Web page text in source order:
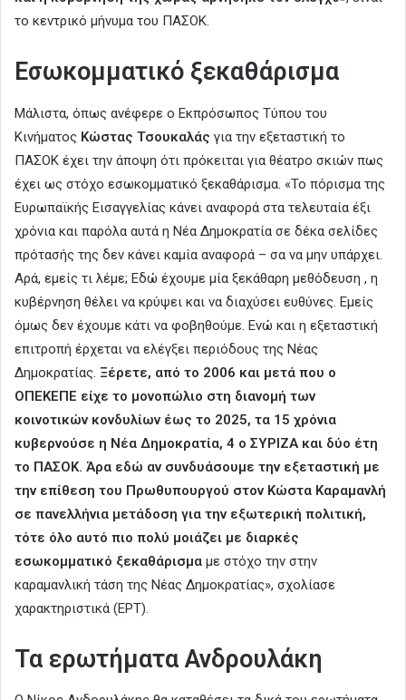
το κεντρικό μήνυμα του ΠΑΣΟΚ.
Εσωκομματικό ξεκαθάρισμα
Μάλιστα, όπως ανέφερε ο Εκπρόσωπος Τύπου του
Κινήματος Κώστας Τσουκαλάς για την εξεταστική το
ΠΑΣΟΚ έχει την άποψη ότι πρόκειται για θέατρο σκιών πως
έχει ως στόχο εσωκομματικό ξεκαθάρισμα. «Το πόρισμα της
Ευρωπαϊκής Εισαγγελίας κάνει αναφορά στα τελευταία έξι
χρόνια και παρόλα αυτά η Νέα Δημοκρατία σε δέκα σελίδες
πρότασής της δεν κάνει καμία αναφορά – σα να μην υπάρχει.
Αρά, εμείς τι λέμε; Εδώ έχουμε μία ξεκάθαρη μεθόδευση , η
κυβέρνηση θέλει να κρύψει και να διαχύσει ευθύνες. Εμείς
όμως δεν έχουμε κάτι να φοβηθούμε. Ενώ και η εξεταστική
επιτροπή έρχεται να ελέγξει περιόδους της Νέας
Δημοκρατίας. Ξέρετε, από το 2006 και μετά που ο
ΟΠΕΚΕΠΕ είχε το μονοπώλιο στη διανομή των
κοινοτικών κονδυλίων έως το 2025, τα 15 χρόνια
κυβερνούσε η Νέα Δημοκρατία, 4 ο ΣΥΡΙΖΑ και δύο έτη
το ΠΑΣΟΚ. Άρα εδώ αν συνδυάσουμε την εξεταστική με
την επίθεση του Πρωθυπουργού στον Κώστα Καραμανλή
σε πανελλήνια μετάδοση για την εξωτερική πολιτική,
τότε όλο αυτό πιο πολύ μοιάζει με διαρκές
εσωκομματικό ξεκαθάρισμα με στόχο την στην
καραμανλική τάση της Νέας Δημοκρατίας», σχολίασε
χαρακτηριστικά (ΕΡΤ).
Τα ερωτήματα Ανδρουλάκη